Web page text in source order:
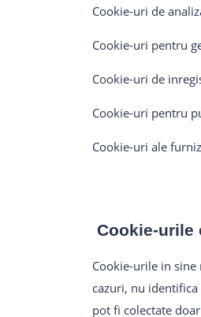
Cookie-uri de
Cookie-uri pentru
Cookie-uri de
Cookie-uri pentru
Cookie-uri ale
Cookie-urile
Cookie-urile in
cazuri, nu
pot fi colectate